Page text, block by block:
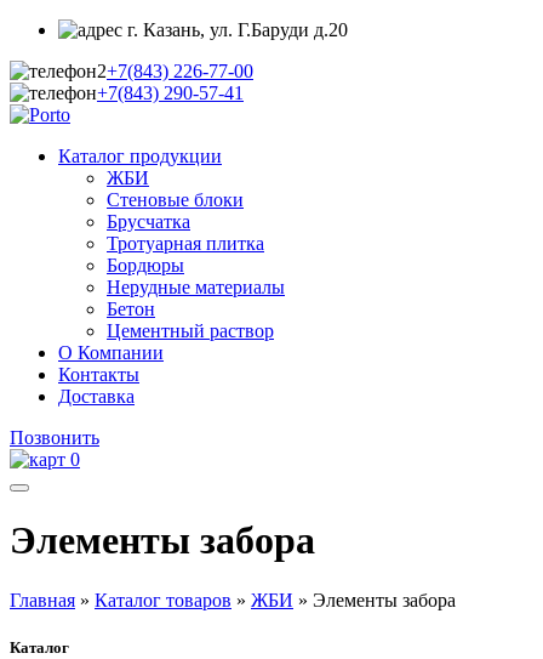
г. Казань, ул. Г.Баруди д.20
+7(843) 226-77-00
+7(843) 290-57-41
Каталог продукции
ЖБИ
Стеновые блоки
Брусчатка
Тротуарная плитка
Бордюры
Нерудные материалы
Бетон
Цементный раствор
О Компании
Контакты
Доставка
Позвонить
0
Элементы забора
Главная » Каталог товаров » ЖБИ » Элементы забора
Каталог